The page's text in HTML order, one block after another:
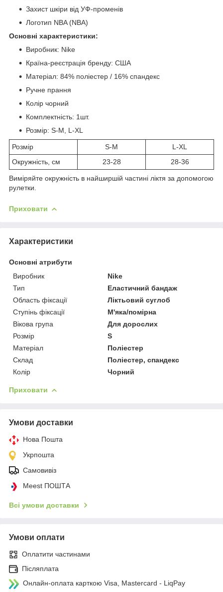
Захист шкіри від УФ-променів
Логотип NBA (NBA)
Основні характеристики:
Виробник: Nike
Країна-реєстрація бренду: США
Матеріал: 84% поліестер / 16% спандекс
Ручне прання
Колір чорний
Комплектність: 1шт.
Розмір: S-M, L-XL
Розмір S-M
L-XL
Окружність, см
23-28 28-36
Виміряйте окружність в найширшій частині ліктя за допомогою
рулетки.
Приховати
Характеристики
Основні атрибути
Виробник
Nike
Тип
Еластичний бандаж
Область фіксації
Ліктьовий суглоб
Ступінь фіксації
М'яка/помірна
Вікова група
Для дорослих
Розмір
S
Матеріал
Поліестер
Склад
Поліестер, спандекс
Колір
Чорний
Приховати
Умови доставки
Нова Пошта
Укрпошта
Самовивіз
Meest ПОШТА
Всі умови доставки
Умови оплати
Оплатити частинами
Післяплата
Онлайн-оплата карткою Visa, Mastercard - LiqPay